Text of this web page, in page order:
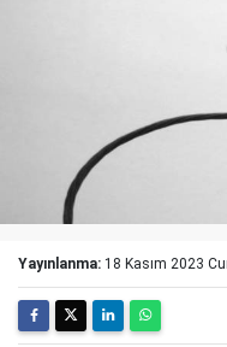
Yayınlanma: 18 Kasım 2023